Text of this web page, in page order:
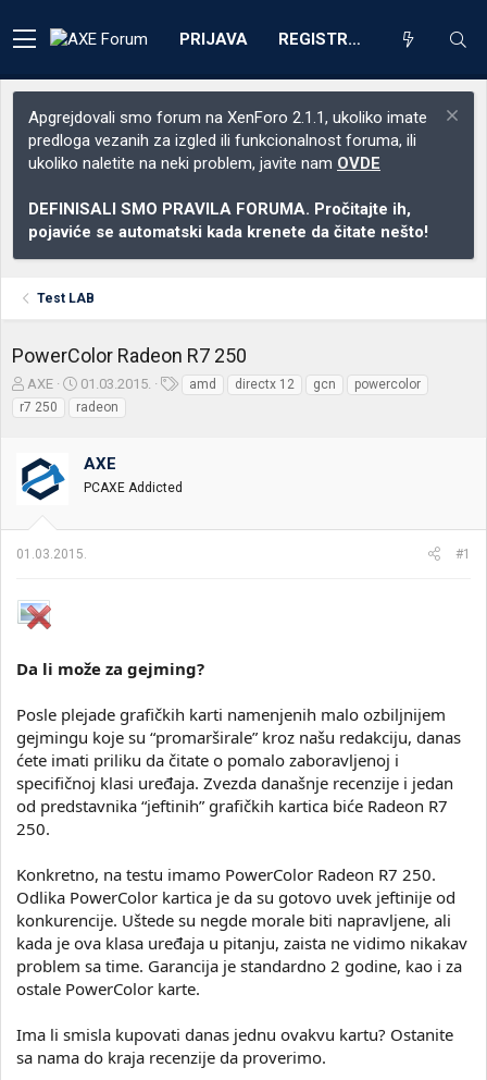
PRIJAVA REGISTRACIJA
Apgrejdovali smo forum na XenForo 2.1.1, ukoliko imate
predloga vezanih za izgled ili funkcionalnost foruma, ili
ukoliko naletite na neki problem, javite nam OVDE
DEFINISALI SMO PRAVILA FORUMA. Pročitajte ih,
pojaviće se automatski kada krenete da čitate nešto!
Test LAB
PowerColor Radeon R7 250
Z
a
č
t
n
e
e
AXE
D
a
t
m
p
e
01.03.2015.
e
amd directx 12 gcn
powercolor
r7 250
radeon
AXE
PCAXE Addicted
01.03.2015. #1
Da li može za gejming?
Posle plejade grafičkih karti namenjenih malo ozbiljnijem
gejmingu koje su “promarširale” kroz našu redakciju, danas
ćete imati priliku da čitate o pomalo zaboravljenoj i
specifičnoj klasi uređaja. Zvezda današnje recenzije i jedan
od predstavnika “jeftinih” grafičkih kartica biće Radeon R7
250.
Konkretno, na testu imamo PowerColor Radeon R7 250.
Odlika PowerColor kartica je da su gotovo uvek jeftinije od
konkurencije. Uštede su negde morale biti napravljene, ali
kada je ova klasa uređaja u pitanju, zaista ne vidimo nikakav
problem sa time. Garancija je standardno 2 godine, kao i za
ostale PowerColor karte.
Ima li smisla kupovati danas jednu ovakvu kartu? Ostanite
sa nama do kraja recenzije da proverimo.